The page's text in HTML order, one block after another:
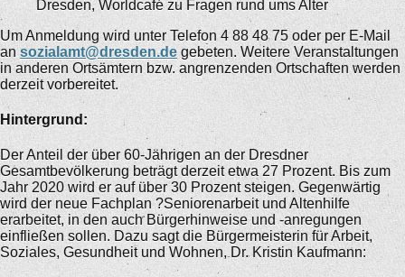
Dresden, Worldcafé zu Fragen rund ums Alter
Um Anmeldung wird unter Telefon 4 88 48 75 oder per E-Mail
an sozialamt@dresden.de gebeten. Weitere Veranstaltungen
in anderen Ortsämtern bzw. angrenzenden Ortschaften werden
derzeit vorbereitet.
Hintergrund:
Der Anteil der über 60-Jährigen an der Dresdner
Gesamtbevölkerung beträgt derzeit etwa 27 Prozent. Bis zum
Jahr 2020 wird er auf über 30 Prozent steigen. Gegenwärtig
wird der neue Fachplan ?Seniorenarbeit und Altenhilfe
erarbeitet, in den auch Bürgerhinweise und -anregungen
einfließen sollen. Dazu sagt die Bürgermeisterin für Arbeit,
Soziales, Gesundheit und Wohnen, Dr. Kristin Kaufmann: